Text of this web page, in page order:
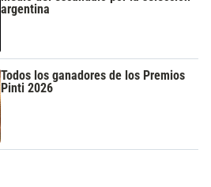
argentina
Todos los ganadores de los Premios
Pinti 2026